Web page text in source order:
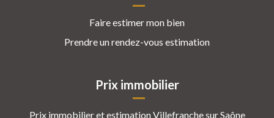
Faire estimer mon bien
Prendre un rendez-vous estimation
Prix immobilier
Prix immobilier et estimation Villefranche sur Saône